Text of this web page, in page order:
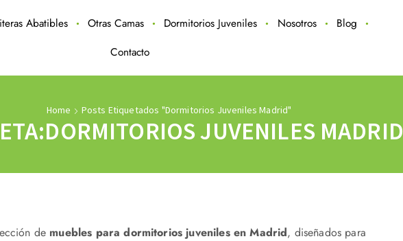
Abatibles Otras Camas Dormitorios Juveniles Nosotros
Blog
Contacto
Home Posts Etiquetados "dormitorios Juveniles Madrid"
JUVENILES MADRID
de muebles para dormitorios juveniles en Madrid, diseñados para